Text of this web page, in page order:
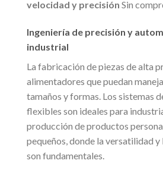
velocidad y precisión Sin
Ingeniería de precisión y
industrial
La fabricación de piezas de alta
alimentadores que puedan
tamaños y formas. Los sistemas
flexibles son ideales para
producción de productos
pequeños, donde la versatilidad
son fundamentales.